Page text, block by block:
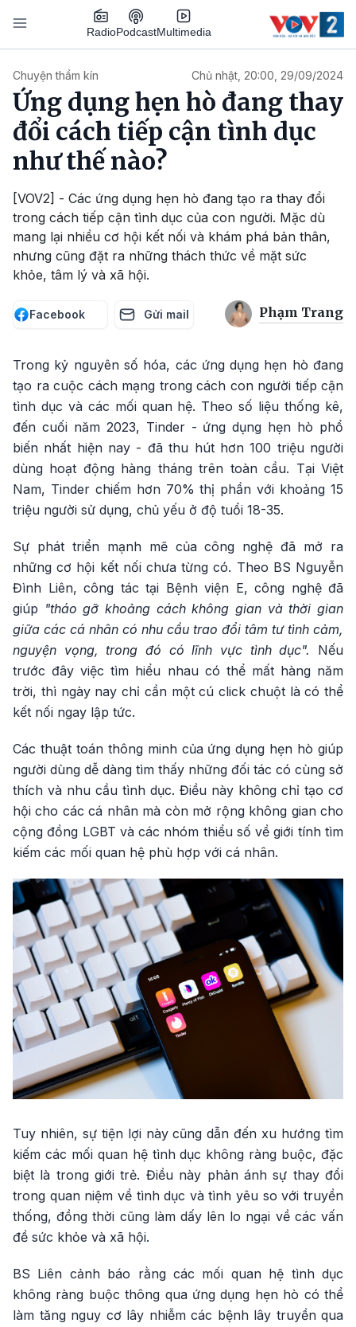
Nhảy đến nội dung
RadioPodcastMultimedia
Chuyện thầm kín Chủ nhật, 20:00, 29/09/2024
Ứng dụng hẹn hò đang thay
đổi cách tiếp cận tình dục
như thế nào?
[VOV2] - Các ứng dụng hẹn hò đang tạo ra thay đổi
trong cách tiếp cận tình dục của con người. Mặc dù
mang lại nhiều cơ hội kết nối và khám phá bản thân,
nhưng cũng đặt ra những thách thức về mặt sức
khỏe, tâm lý và xã hội.
Facebook Gửi mail Phạm Trang
Trong kỷ nguyên số hóa, các ứng dụng hẹn hò đang
tạo ra cuộc cách mạng trong cách con người tiếp cận
tình dục và các mối quan hệ. Theo số liệu thống kê,
đến cuối năm 2023, Tinder - ứng dụng hẹn hò phổ
biến nhất hiện nay - đã thu hút hơn 100 triệu người
dùng hoạt động hàng tháng trên toàn cầu. Tại Việt
Nam, Tinder chiếm hơn 70% thị phần với khoảng 15
triệu người sử dụng, chủ yếu ở độ tuổi 18-35.
Sự phát triển mạnh mẽ của công nghệ đã mở ra
những cơ hội kết nối chưa từng có. Theo BS Nguyễn
Đình Liên, công tác tại Bệnh viện E, công nghệ đã
giúp "tháo gỡ khoảng cách không gian và thời gian
giữa các cá nhân có nhu cầu trao đổi tâm tư tình cảm,
nguyện vọng, trong đó có lĩnh vực tình dục".
Nếu
trước đây việc tìm hiểu nhau có thể mất hàng năm
trời, thì ngày nay chỉ cần một cú click chuột là có thể
kết nối ngay lập tức.
Các thuật toán thông minh của ứng dụng hẹn hò giúp
người dùng dễ dàng tìm thấy những đối tác có cùng sở
thích và nhu cầu tình dục. Điều này không chỉ tạo cơ
hội cho các cá nhân mà còn mở rộng không gian cho
cộng đồng LGBT và các nhóm thiểu số về giới tính tìm
kiếm các mối quan hệ phù hợp với cá nhân.
Tuy nhiên, sự tiện lợi này cũng dẫn đến xu hướng tìm
kiếm các mối quan hệ tình dục không ràng buộc, đặc
biệt là trong giới trẻ. Điều này phản ánh sự thay đổi
trong quan niệm về tình dục và tình yêu so với truyền
thống, đồng thời cũng làm dấy lên lo ngại về các vấn
đề sức khỏe và xã hội.
BS Liên cảnh báo rằng các mối quan hệ tình dục
không ràng buộc thông qua ứng dụng hẹn hò có thể
làm tăng nguy cơ lây nhiễm các bệnh lây truyền qua